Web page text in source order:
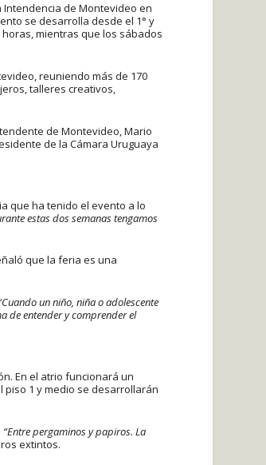
Intendencia de Montevideo en
se desarrolla desde el 1° y
mientras que los sábados
reuniendo más de 170
talleres creativos,
de Montevideo, Mario
de la Cámara Uruguaya
que ha tenido el evento a lo
estas dos semanas tengamos
que la feria es una
un niño, niña o adolescente
de entender y comprender el
En el atrio funcionará un
piso 1 y medio se desarrollarán
“Entre pergaminos y papiros. La
extintos.